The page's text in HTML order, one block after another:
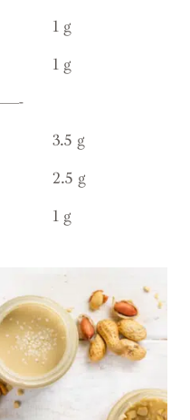
1 g
1 g
3.5 g
2.5 g
1 g